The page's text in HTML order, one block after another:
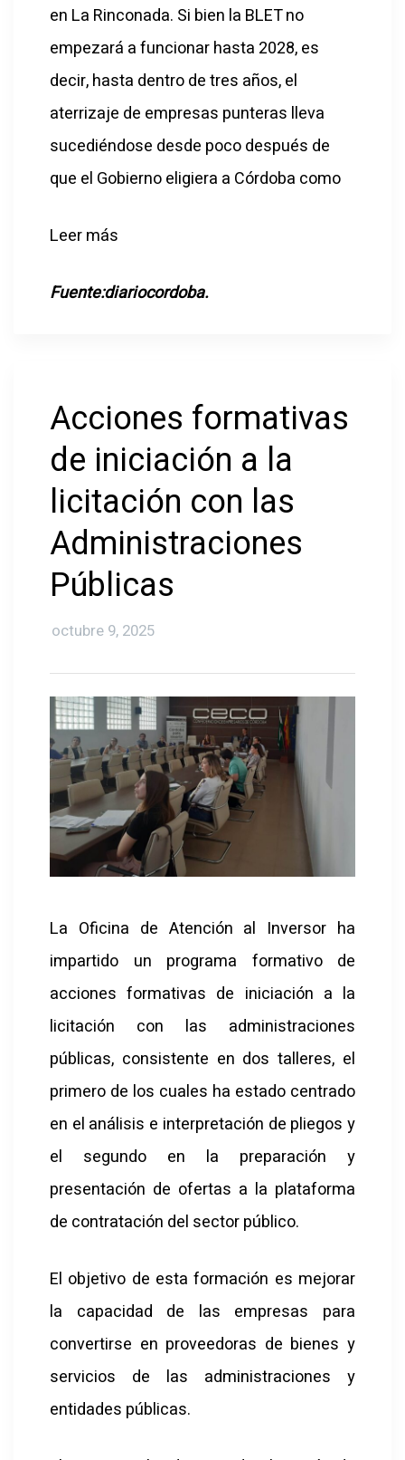
en La Rinconada. Si bien la BLET no
empezará a funcionar hasta 2028, es
decir, hasta dentro de tres años, el
aterrizaje de empresas punteras lleva
sucediéndose desde poco después de
que el Gobierno eligiera a Córdoba como
Leer más
Fuente:diariocordoba.
Acciones formativas
de iniciación a la
licitación con las
Administraciones
Públicas
octubre 9, 2025
La Oficina de Atención al Inversor ha
impartido un programa formativo de
acciones formativas de iniciación a la
licitación con las administraciones
públicas, consistente en dos talleres, el
primero de los cuales ha estado centrado
en el análisis e interpretación de pliegos y
el segundo en la preparación y
presentación de ofertas a la plataforma
de contratación del sector público.
El objetivo de esta formación es mejorar
la capacidad de las empresas para
convertirse en proveedoras de bienes y
servicios de las administraciones y
entidades públicas.